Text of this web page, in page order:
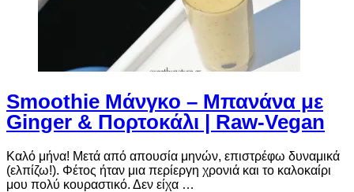
Smoothie Μάνγκο – Μπανάνα με
Ginger & Πορτοκάλι | Raw-Vegan
Καλό μήνα! Μετά από απουσία μηνών, επιστρέφω δυναμικά
(ελπίζω!). Φέτος ήταν μια περίεργη χρονιά και το καλοκαίρι
μου πολύ κουραστικό. Δεν είχα …